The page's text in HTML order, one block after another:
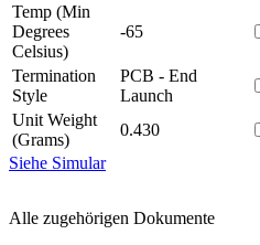
Temp (Min
Degrees
Celsius)
-65
Termination
Style
PCB - End
Launch
Unit Weight
(Grams)
0.430
Siehe Simular
Alle zugehörigen Dokumente